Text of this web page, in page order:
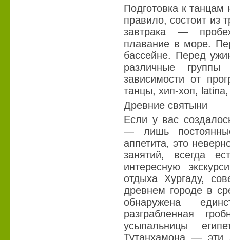
Подготовка к танцам
правило, состоит из
завтрака —
плавание в море.
бассейне. Перед
различные
зависимости от
танцы, хип-хоп,
Древние святыни
Если у вас
— лишь
аппетита, это
занятий, всегда
интересную
отдыха Хургаду,
древнем городе в
обнаружена
разграбленная
усыпальницы
Тутанхамона — эти